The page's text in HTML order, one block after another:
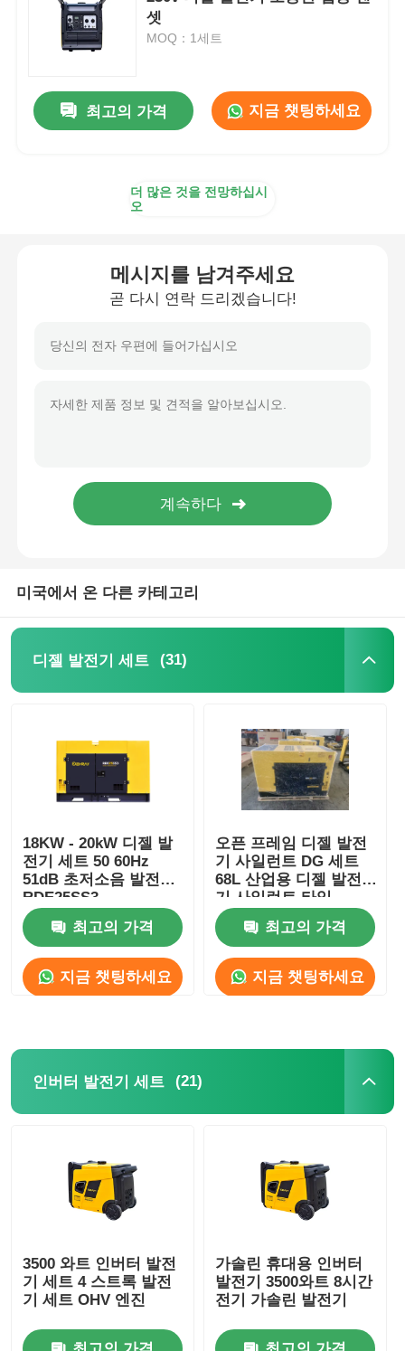
디젤 발전기 세트
가솔린 발전기 세트
산업용 발전기 세트
가정용 생성기
발전기 디젤 엔진
하수 펌프
셋
MOQ：1세트
최고의 가격 지금 챗팅하세요
더 많은 것을 전망하십시
오
메시지를 남겨주세요
곧 다시 연락 드리겠습니다!
미국에서 온 다른 카테고리
디젤 발전기 세트 (31)
18KW - 20kW 디젤 발
전기 세트 50 60Hz
51dB 초저소음 발전기
RDE25SS3
최고의 가격
지금 챗팅하세요
오픈 프레임 디젤 발전
기 사일런트 DG 세트
68L 산업용 디젤 발전
기 사일런트 타입
최고의 가격
지금 챗팅하세요
인버터 발전기 세트 (21)
3500 와트 인버터 발전
기 세트 4 스트록 발전
기 세트 OHV 엔진
가솔린 휴대용 인버터
발전기 3500와트 8시간
전기 가솔린 발전기